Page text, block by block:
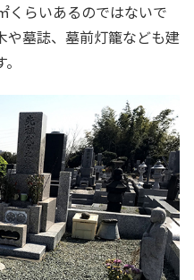
くらいあるのではないで
や墓誌、墓前灯籠なども建